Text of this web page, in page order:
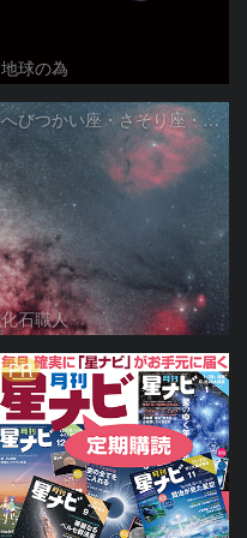
地球の為
へびつかい座・さそり座・いて座と天の川
化石職人
PR